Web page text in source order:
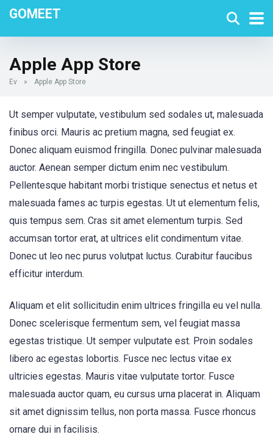
GOMEET
Apple App Store
Ev » Apple App Store
Ut semper vulputate, vestibulum sed sodales ut, malesuada
finibus orci. Mauris ac pretium magna, sed feugiat ex.
Donec aliquam euismod fringilla. Donec pulvinar malesuada
auctor. Aenean semper dictum enim nec vestibulum.
Pellentesque habitant morbi tristique senectus et netus et
malesuada fames ac turpis egestas. Ut ut elementum felis,
quis tempus sem. Cras sit amet elementum turpis. Sed
accumsan tortor erat, at ultrices elit condimentum vitae.
Donec ut leo nec purus volutpat luctus. Curabitur faucibus
efficitur interdum.
Aliquam et elit sollicitudin enim ultrices fringilla eu vel nulla.
Donec scelerisque fermentum sem, vel feugiat massa
egestas tristique. Ut semper vulputate est. Proin sodales
libero ac egestas lobortis. Fusce nec lectus vitae ex
ultricies egestas. Mauris vitae vulputate tortor. Fusce
malesuada auctor quam, eu cursus urna placerat in. Aliquam
sit amet dignissim tellus, non porta massa. Fusce rhoncus
ornare dui in facilisis.